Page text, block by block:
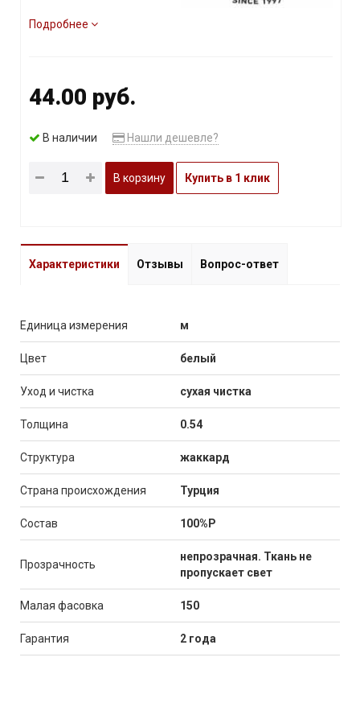
Подробнее
44.00 руб.
В наличии Нашли дешевле?
В корзину Купить в 1 клик
Характеристики Отзывы Вопрос-ответ
Единица измерения м
Цвет белый
Уход и чистка сухая чистка
Толщина 0.54
Структура жаккард
Страна происхождения Турция
Состав 100%P
Прозрачность
непрозрачная. Ткань не
пропускает свет
Малая фасовка 150
Гарантия 2 года